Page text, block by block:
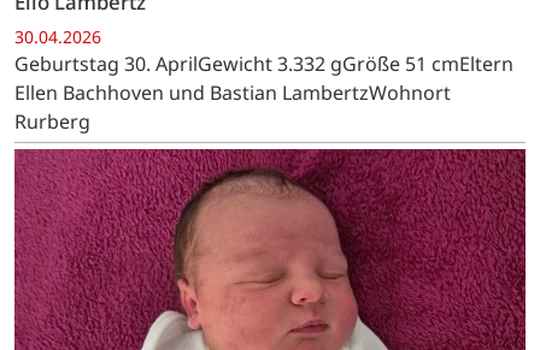
30.04.2026
Geburtstag 30. AprilGewicht 3.332 gGröße 51 cmEltern
Ellen Bachhoven und Bastian LambertzWohnort
Rurberg